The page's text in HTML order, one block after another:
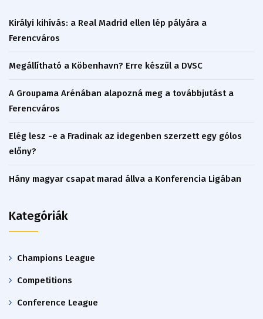
Királyi kihívás: a Real Madrid ellen lép pályára a
Ferencváros
Megállítható a Köbenhavn? Erre készül a DVSC
A Groupama Arénában alapozná meg a továbbjutást a
Ferencváros
Elég lesz -e a Fradinak az idegenben szerzett egy gólos
előny?
Hány magyar csapat marad állva a Konferencia Ligában
Kategóriák
Champions League
Competitions
Conference League